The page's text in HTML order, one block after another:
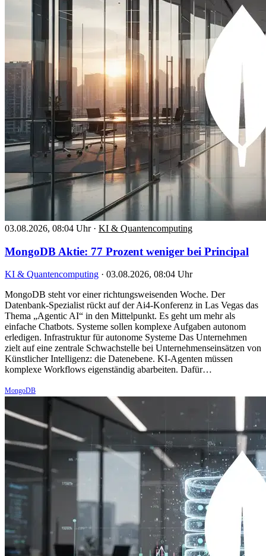
03.08.2026, 08:04 Uhr · KI & Quantencomputing
MongoDB Aktie: 77 Prozent weniger bei Principal
KI & Quantencomputing · 03.08.2026, 08:04 Uhr
MongoDB steht vor einer richtungsweisenden Woche. Der
Datenbank-Spezialist rückt auf der Ai4-Konferenz in Las Vegas das
Thema „Agentic AI“ in den Mittelpunkt. Es geht um mehr als
einfache Chatbots. Systeme sollen komplexe Aufgaben autonom
erledigen. Infrastruktur für autonome Systeme Das Unternehmen
zielt auf eine zentrale Schwachstelle bei Unternehmenseinsätzen von
Künstlicher Intelligenz: die Datenebene. KI-Agenten müssen
komplexe Workflows eigenständig abarbeiten. Dafür…
MongoDB